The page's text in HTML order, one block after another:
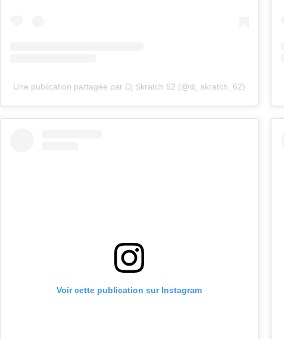
Une publication partagée par Dj Skratch 62 (@dj_skratch_62)
Voir cette publication sur Instagram